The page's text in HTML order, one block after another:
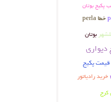
پکیج بوتان
خطا perla
بوتان
دیواری
قیمت پکیج
خرید رادیاتور
کرج